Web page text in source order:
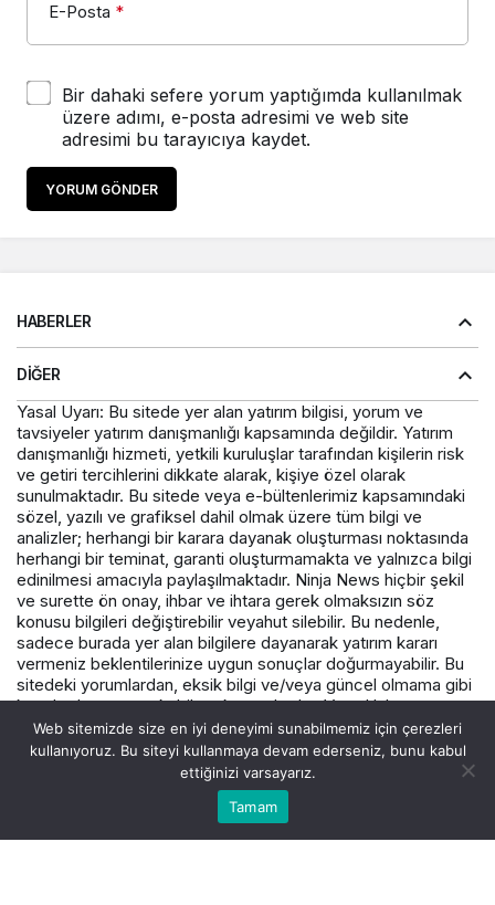
E-Posta *
Bir dahaki sefere yorum yaptığımda kullanılmak
üzere adımı, e-posta adresimi ve web site
adresimi bu tarayıcıya kaydet.
YORUM GÖNDER
HABERLER
DIĞER
Yasal Uyarı: Bu sitede yer alan yatırım bilgisi, yorum ve
tavsiyeler yatırım danışmanlığı kapsamında değildir. Yatırım
danışmanlığı hizmeti, yetkili kuruluşlar tarafından kişilerin risk
ve getiri tercihlerini dikkate alarak, kişiye özel olarak
sunulmaktadır. Bu sitede veya e-bültenlerimiz kapsamındaki
sözel, yazılı ve grafiksel dahil olmak üzere tüm bilgi ve
analizler; herhangi bir karara dayanak oluşturması noktasında
herhangi bir teminat, garanti oluşturmamakta ve yalnızca bilgi
edinilmesi amacıyla paylaşılmaktadır. Ninja News hiçbir şekil
ve surette ön onay, ihbar ve ihtara gerek olmaksızın söz
konusu bilgileri değiştirebilir veyahut silebilir. Bu nedenle,
sadece burada yer alan bilgilere dayanarak yatırım kararı
vermeniz beklentilerinize uygun sonuçlar doğurmayabilir. Bu
sitedeki yorumlardan, eksik bilgi ve/veya güncel olmama gibi
konularda ortaya çıkabilecek zararlardan Varış Haber ve
çalışanlarının herhangi bir sorumluluğu bulunmamaktadır.
© Telif Hakkı 2026, Tüm Hakları Saklıdır.
Hesabım
Web sitemizde size en iyi deneyimi sunabilmemiz için çerezleri
kullanıyoruz. Bu siteyi kullanmaya devam ederseniz, bunu kabul
ettiğinizi varsayarız.
Tamam